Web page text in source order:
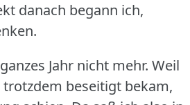
danach begann ich,
Jahr nicht mehr. Weil
trotzdem beseitigt bekam,